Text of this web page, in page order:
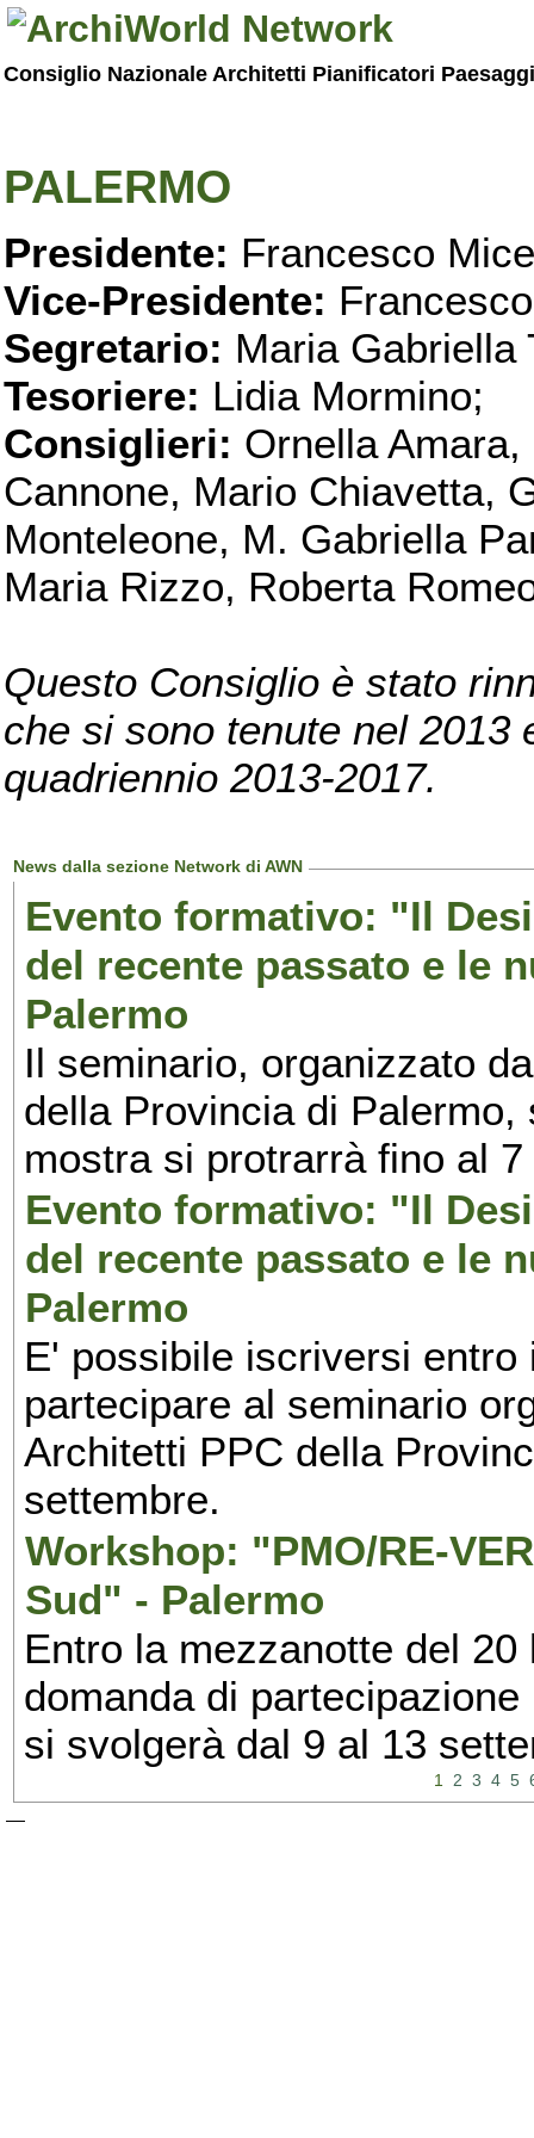
Consiglio Nazionale Architetti Pianificatori
PALERMO
Presidente: Francesco
Vice-Presidente:
Segretario: Maria Gabriella
Tesoriere: Lidia Mormino;
Consiglieri: Ornella
Cannone, Mario Chiavetta,
Monteleone, M. Gabriella
Maria Rizzo, Roberta
Questo Consiglio è stato
che si sono tenute nel 2013
quadriennio 2013-2017.
News dalla sezione Network di AWN
Evento formativo: "Il
del recente passato e le
Palermo
Il seminario, organizzato
della Provincia di
mostra si protrarrà fino al
Evento formativo: "Il
del recente passato e le
Palermo
E' possibile iscriversi
partecipare al seminario
Architetti PPC della
settembre.
Workshop: "PMO/RE-
Sud" - Palermo
Entro la mezzanotte del
domanda di
si svolgerà dal 9 al 13
1 2 3 4 5